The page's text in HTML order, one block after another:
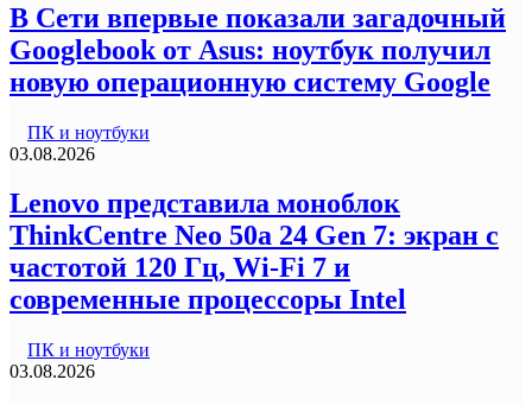
В Сети впервые показали загадочный
Googlebook от Asus: ноутбук получил
новую операционную систему Google
ПК и ноутбуки
03.08.2026
Lenovo представила моноблок
ThinkCentre Neo 50a 24 Gen 7: экран с
частотой 120 Гц, Wi-Fi 7 и
современные процессоры Intel
ПК и ноутбуки
03.08.2026